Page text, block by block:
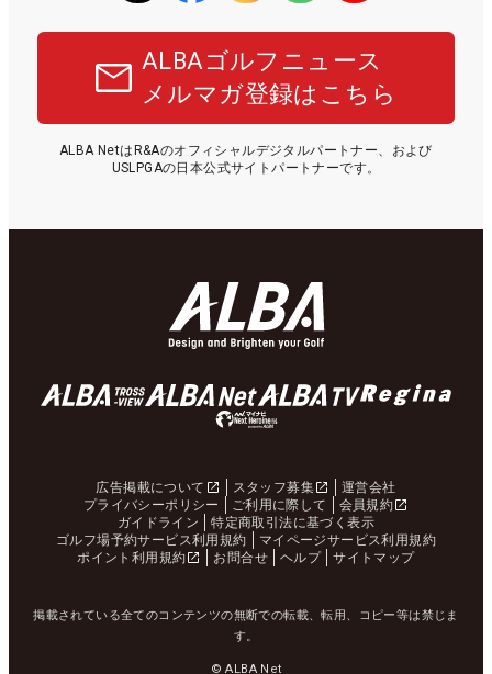
ALBAゴルフニュース
メルマガ登録はこちら
ALBA NetはR&Aのオフィシャルデジタルパートナー、および
USLPGAの日本公式サイトパートナーです。
広告掲載について スタッフ募集
運営会社
プライバシーポリシー
ご利用に際して
会員規約
ガイドライン
特定商取引法に基づく表示
ゴルフ場予約サービス利用規約
マイページサービス利用規約
ポイント利用規約
お問合せ ヘルプ サイトマップ
掲載されている全てのコンテンツの無断での転載、転用、コピー等は禁じま
す。
© ALBA Net